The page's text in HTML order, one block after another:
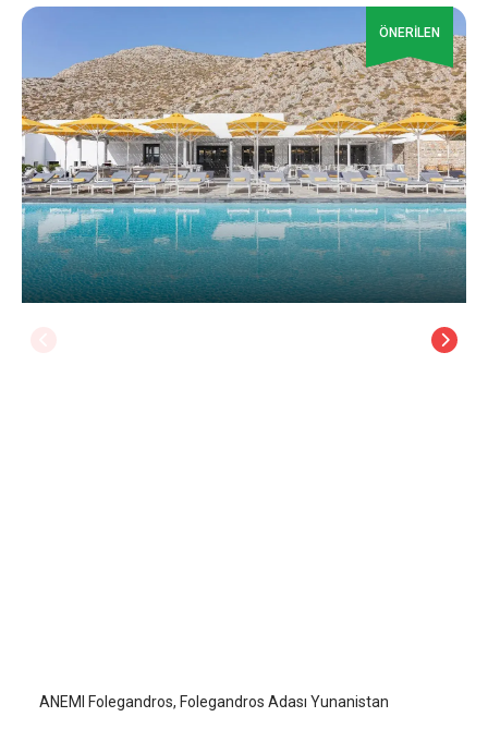
ÖNERİLEN
ANEMI Folegandros, Folegandros Adası Yunanistan